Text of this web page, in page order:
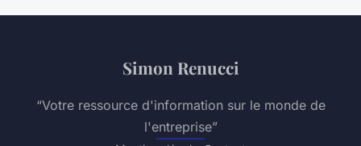
Simon Renucci
“Votre ressource d'information sur le monde de
l'entreprise”